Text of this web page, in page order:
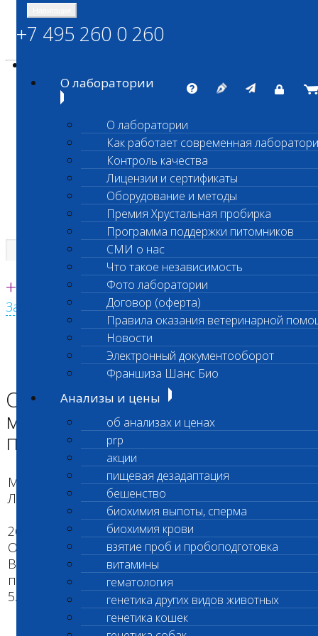
ШАНС БИО
Независимая ветеринарная лаборатория
Единая круглосуточная справочная
+7 495 260 0 260
Заказать звонок с сайта
+7 495 260 0 260
О лаборатории
О лаборатории
Как работает современная
Контроль качества
Лицензии и сертификаты
Оборудование и методы
Премия Хрустальная пробирка
Программа поддержки питомников
СМИ о нас
Что такое независимость
Фото лаборатории
Договор (оферта)
Правила оказания ветеринарной
Новости
Электронный документооборот
Франшиза Шанс Био
Анализы и цены
об анализах и ценах
prp
акции
пищевая дезадаптация
бешенство
биохимия выпоты, сперма
биохимия крови
взятие проб и пробоподготовка
витамины
гематология
генетика других видов животных
генетика кошек
Главная страница
ОГРАНИЧЕНИЯ по приему материала В новогодние
праздники
ОГРАНИЧЕНИЯ по приему
материала В новогодние
праздники
Микроэлементы, Витамины, Токсикология,
Лек.мониторинг
26.12. - последний день приема ПРОБ И
ОФОРМЛЕНИЯ АНАЛИЗОВ в текущем году.
Выдача результатов по этим анализам
проводится до 30.12.17 включительно и с 3 по
5.01.18 г.